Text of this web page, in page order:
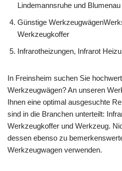
Lindemannsruhe und Blumenau
Günstige
Werkzeugkoffer
Infrarotheizungen, Infrarot
In Freinsheim suchen Sie
Werkzeugwägen? An unseren
Ihnen eine optimal ausgesuchte
sind in die Branchen unterteilt:
Werkzeugkoffer und Werkzeug.
dessen ebenso zu
Werkzeugwagen verwenden.